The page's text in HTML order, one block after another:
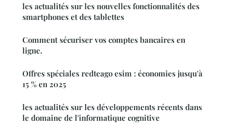
les actualités sur les nouvelles fonctionnalités des
smartphones et des tablettes
Comment sécuriser vos comptes bancaires en
ligne.
Offres spéciales redteago esim : économies jusqu'à
15 % en 2025
les actualités sur les développements récents dans
le domaine de l'informatique cognitive